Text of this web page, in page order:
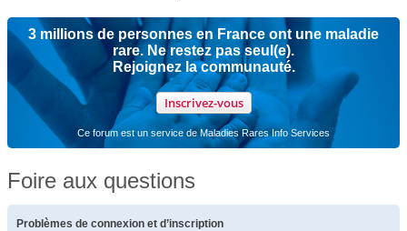
3 millions de personnes en France ont une maladie
rare. Ne restez pas seul(e).
Rejoignez la communauté.
Inscrivez-vous
Ce forum est un service de Maladies Rares Info Services
Foire aux questions
Problèmes de connexion et d’inscription